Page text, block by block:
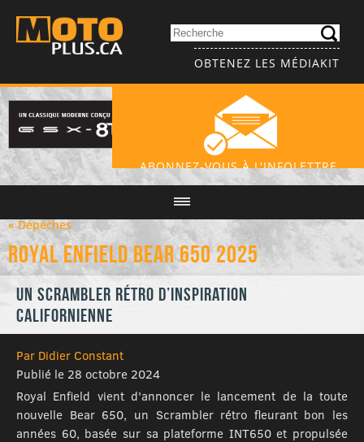
OBTENEZ LES MÉDIAKIT
ABONNEZ-VOUS À L'INFOLETTRE
« Dépêches
Royal Enfield Bear 650 2025
Un Scrambler rétro d’inspiration
californienne
Par Didier Constant
Publié le 28 octobre 2024
Royal Enfield vient d'annoncer le lancement de la toute
nouvelle Bear 650, un Scrambler rétro fleurant bon les
années 60, basée sur sa plateforme INT650 et propulsée